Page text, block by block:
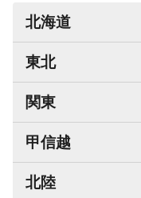
北海道
東北
関東
甲信越
北陸